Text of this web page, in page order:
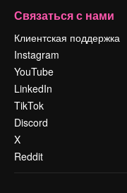
Связаться с нами
Клиентская поддержка
Instagram
YouTube
LinkedIn
TikTok
Discord
X
Reddit